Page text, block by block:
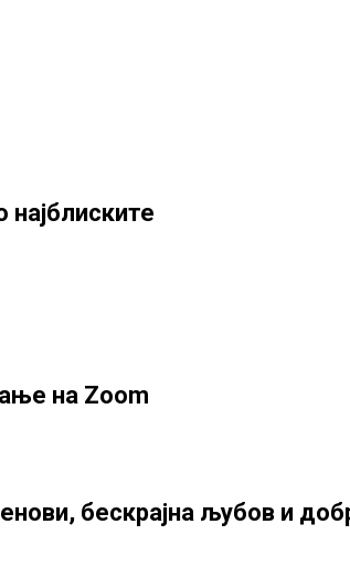
најблиските
на Zoom
бескрајна љубов и